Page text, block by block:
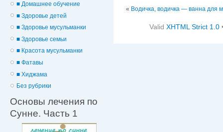
■ Домашнее обучение
■ Здоровье детей
■ Здоровье мусульманки
■ Здоровье семьи
■ Красота мусульманки
■ Фатавы
■ Хиджама
Без рубрики
Основы лечения по
Сунне. Часть 1
« Водичка, водичка — ванна для
ValidXHTML Strict 1.0